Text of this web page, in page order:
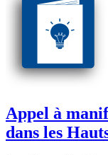
Appel à
dans les